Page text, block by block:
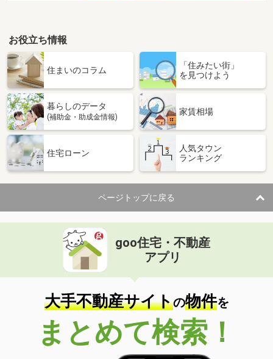
お役立ち情報
住まいのコラム
「住みたい街」
を見つけよう
暮らしのデータ
(補助金・助成金情報)
家賃相場
住宅ローン
人気タウン
ランキング
ページトップに戻る
goo住宅・不動産
アプリ
大手不動産サイトの物件を
まとめて検索！